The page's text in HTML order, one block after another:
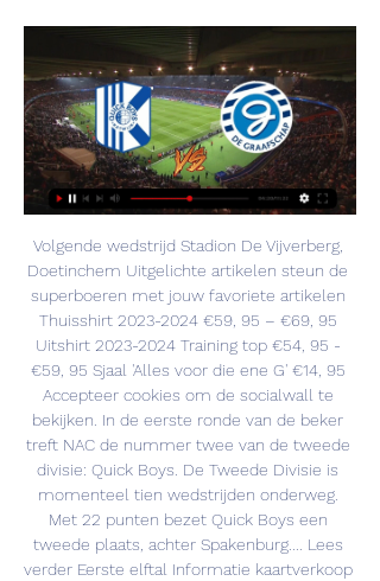
Volgende wedstrijd Stadion De Vijverberg,
Doetinchem Uitgelichte artikelen steun de
superboeren met jouw favoriete artikelen
Thuisshirt 2023-2024 €59, 95 – €69, 95
Uitshirt 2023-2024 Training top €54, 95 -
€59, 95 Sjaal 'Alles voor die ene G' €14, 95
Accepteer cookies om de socialwall te
bekijken. In de eerste ronde van de beker
treft NAC de nummer twee van de tweede
divisie: Quick Boys. De Tweede Divisie is
momenteel tien wedstrijden onderweg.
Met 22 punten bezet Quick Boys een
tweede plaats, achter Spakenburg.... Lees
verder Eerste elftal Informatie kaartverkoop